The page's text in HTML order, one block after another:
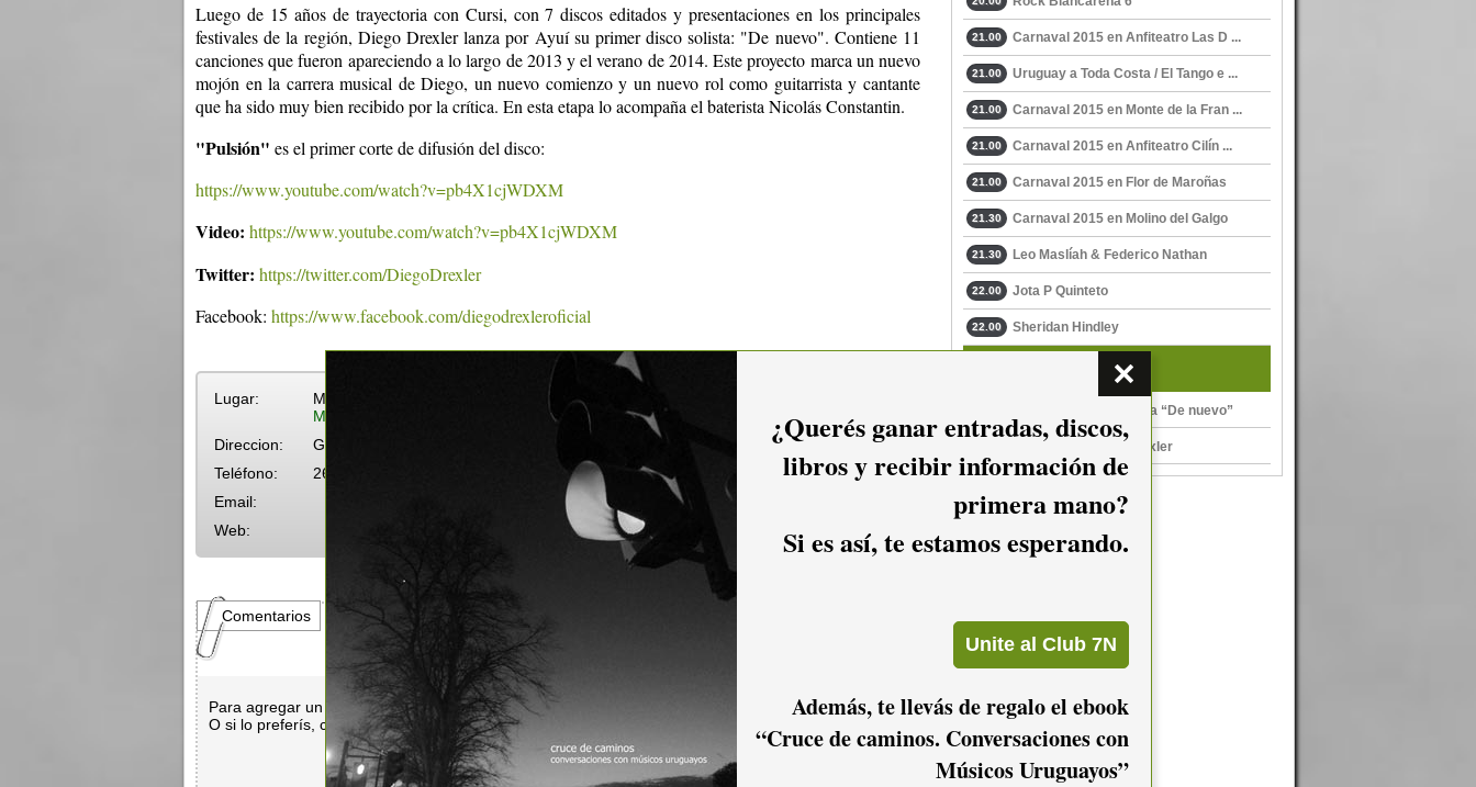
Luego de 15 años de trayectoria con Cursi, con 7 discos editados y presentaciones en los principales
festivales de la región, Diego Drexler lanza por Ayuí su primer disco solista: "De nuevo". Contiene 11
canciones que fueron apareciendo a lo largo de 2013 y el verano de 2014. Este proyecto marca un nuevo
mojón en la carrera musical de Diego, un nuevo comienzo y un nuevo rol como guitarrista y cantante
que ha sido muy bien recibido por la crítica. En esta etapa lo acompaña el baterista Nicolás Constantin.
"Pulsión" es el primer corte de difusión del disco:
https://www.youtube.com/watch?v=pb4X1cjWDXM
Video: https://www.youtube.com/watch?v=pb4X1cjWDXM
Twitter: https://twitter.com/DiegoDrexler
Facebook: https://www.facebook.com/diegodrexleroficial
Lugar:
Mezza Luna Bar
Más eventos en Mezza Luna Bar
Direccion:
Giannattasio km 27.200
Teléfono:
2695-66022
Email:
Web:
Comentarios
Para agregar un comentario es necesario hacer
login.
O si lo preferís, con
Facebook
21.00 Carnaval 2015 en Anfiteatro Las D ...
21.00 Uruguay a Toda Costa / El Tango e ...
21.00 Carnaval 2015 en Monte de la Fran ...
21.00 Carnaval 2015 en Anfiteatro Cilín ...
21.00 Carnaval 2015 en Flor de Maroñas
21.30 Carnaval 2015 en Molino del Galgo
21.30 Leo Maslíah & Federico Nathan
22.00 Jota P Quinteto
22.00 Sheridan Hindley
Diego Drexler presenta “De nuevo”
Pulsión, de Diego Drexler
¿Querés ganar entradas, discos,
libros y recibir información de
primera mano?
Si es así, te estamos esperando.
Además, te llevás de regalo el ebook
“Cruce de caminos. Conversaciones con
Músicos Uruguayos”